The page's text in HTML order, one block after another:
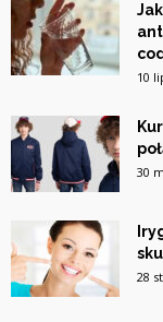
10
30
28